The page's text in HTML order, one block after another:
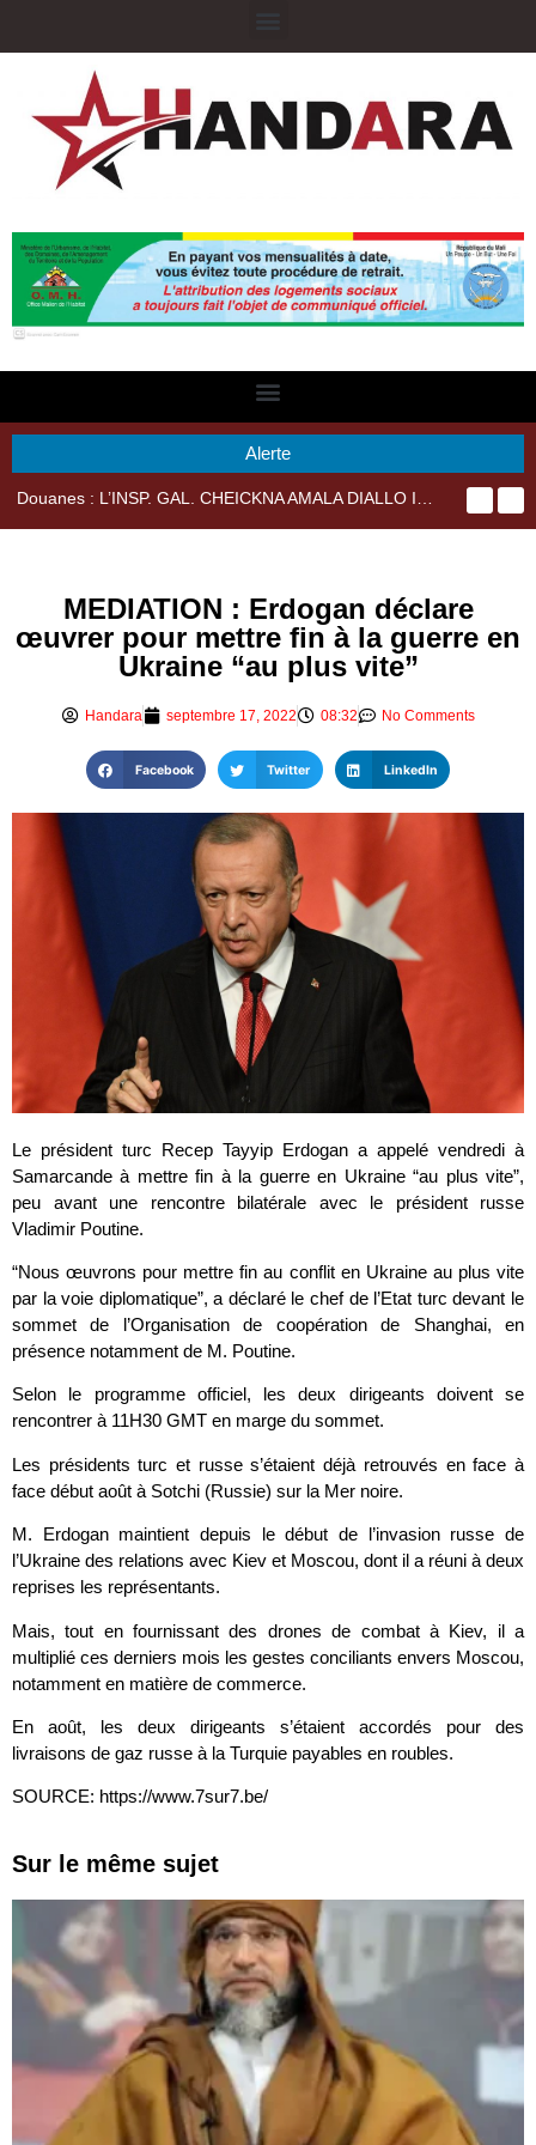
Alerte
Douanes : L’INSP. GAL. CHEICKNA AMALA DIALLO IMPRIME SA MARQUE AU SEIN DU PERSONNEL
MEDIATION : Erdogan déclare
œuvrer pour mettre fin à la guerre en
Ukraine “au plus vite”
Handara septembre 17, 2022 08:32 No Comments
Facebook Twitter LinkedIn
Le président turc Recep Tayyip Erdogan a appelé vendredi à
Samarcande à mettre fin à la guerre en Ukraine “au plus vite”,
peu avant une rencontre bilatérale avec le président russe
Vladimir Poutine.
“Nous œuvrons pour mettre fin au conflit en Ukraine au plus vite
par la voie diplomatique”, a déclaré le chef de l’Etat turc devant le
sommet de l’Organisation de coopération de Shanghai, en
présence notamment de M. Poutine.
Selon le programme officiel, les deux dirigeants doivent se
rencontrer à 11H30 GMT en marge du sommet.
Les présidents turc et russe s’étaient déjà retrouvés en face à
face début août à Sotchi (Russie) sur la Mer noire.
M. Erdogan maintient depuis le début de l’invasion russe de
l’Ukraine des relations avec Kiev et Moscou, dont il a réuni à deux
reprises les représentants.
Mais, tout en fournissant des drones de combat à Kiev, il a
multiplié ces derniers mois les gestes conciliants envers Moscou,
notamment en matière de commerce.
En août, les deux dirigeants s’étaient accordés pour des
livraisons de gaz russe à la Turquie payables en roubles.
SOURCE: https://www.7sur7.be/
Sur le même sujet